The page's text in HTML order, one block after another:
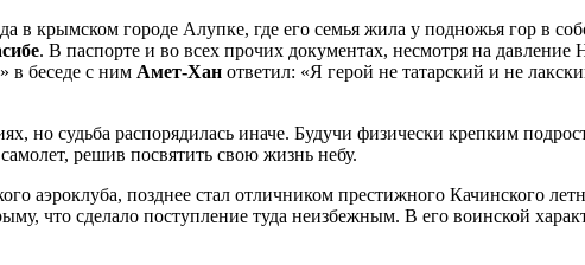
в крымском городе Алупке, где его семья жила у подножья гор в
. В паспорте и во всех прочих документах, несмотря на
в беседе с ним Амет-Хан ответил: «Я герой не татарский и не
но судьба распорядилась иначе. Будучи физически крепким
решив посвятить свою жизнь небу.
аэроклуба, позднее стал отличником престижного Качинского
что сделало поступление туда неизбежным. В его воинской